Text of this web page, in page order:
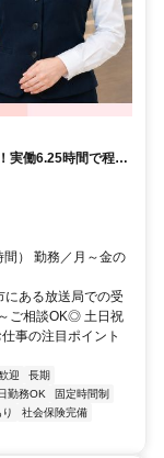
実働6.25時間で程よ
） 勤務／月～金の
にある放送局での受
ご相談OK◎ 土日祝
事の注目ポイント
迎
長期
勤務OK
固定時間制
社会保険完備